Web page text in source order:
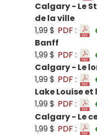
Calgary - Le
de la ville
1,99 $ PDF :
Banff
1,99 $ PDF :
Calgary - Le
1,99 $ PDF :
Lake Louise
1,99 $ PDF :
Calgary - Le
1,99 $ PDF :